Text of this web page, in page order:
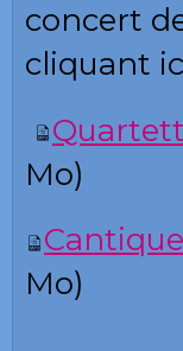
concert
cliquant
Mo)
Mo)